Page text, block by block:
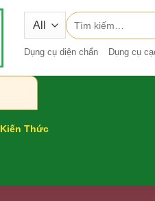
Tìm
kiếm:
Dụng cụ diện chẩn Dụng cụ
Kiến Thức